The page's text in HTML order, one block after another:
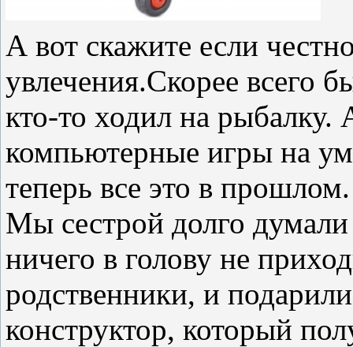
А вот скажите если
увлечения.Скорее всего
кто-то ходил на
компьютерные игры на
теперь все это в прошлом.
Мы сестрой долго думали
ничего в голову не
родственники, и
конструктор, который